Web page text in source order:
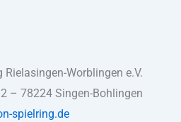
Worblingen e.V.
– 78224 Singen-Bohlingen
spielring.de